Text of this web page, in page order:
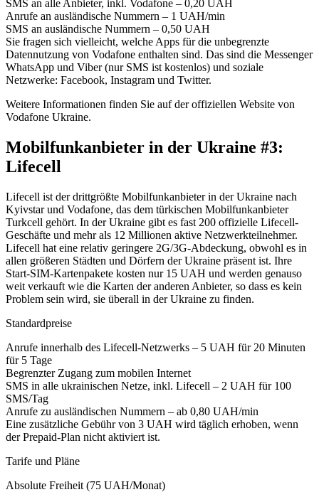
SMS an alle Anbieter, inkl. Vodafone – 0,20 UAH
Anrufe an ausländische Nummern – 1 UAH/min
SMS an ausländische Nummern – 0,50 UAH
Sie fragen sich vielleicht, welche Apps für die unbegrenzte
Datennutzung von Vodafone enthalten sind. Das sind die Messenger
WhatsApp und Viber (nur SMS ist kostenlos) und soziale
Netzwerke: Facebook, Instagram und Twitter.
Weitere Informationen finden Sie auf der offiziellen Website von
Vodafone Ukraine.
Mobilfunkanbieter in der Ukraine #3:
Lifecell
Lifecell ist der drittgrößte Mobilfunkanbieter in der Ukraine nach
Kyivstar und Vodafone, das dem türkischen Mobilfunkanbieter
Turkcell gehört. In der Ukraine gibt es fast 200 offizielle Lifecell-
Geschäfte und mehr als 12 Millionen aktive Netzwerkteilnehmer.
Lifecell hat eine relativ geringere 2G/3G-Abdeckung, obwohl es in
allen größeren Städten und Dörfern der Ukraine präsent ist. Ihre
Start-SIM-Kartenpakete kosten nur 15 UAH und werden genauso
weit verkauft wie die Karten der anderen Anbieter, so dass es kein
Problem sein wird, sie überall in der Ukraine zu finden.
Standardpreise
Anrufe innerhalb des Lifecell-Netzwerks – 5 UAH für 20 Minuten
für 5 Tage
Begrenzter Zugang zum mobilen Internet
SMS in alle ukrainischen Netze, inkl. Lifecell – 2 UAH für 100
SMS/Tag
Anrufe zu ausländischen Nummern – ab 0,80 UAH/min
Eine zusätzliche Gebühr von 3 UAH wird täglich erhoben, wenn
der Prepaid-Plan nicht aktiviert ist.
Tarife und Pläne
Absolute Freiheit (75 UAH/Monat)